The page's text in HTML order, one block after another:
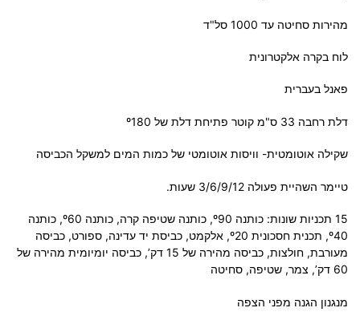
מהירות סחיטה עד 1000 סל"ד
לוח בקרה אלקטרונית
פאנל בעברית
דלת רחבה 33 ס"מ קוטר פתיחת דלת של º180
שקילה אוטומטית- וויסות אוטומטי של כמות המים למשקל הכביסה
טיימר השהיית פעולה 3/6/9/12 שעות.
15 תכניות שונות: כותנה º90, כותנה שטיפה קרה, כותנה º60, כותנה
º40, תכנית חסכונית º20, אלקמט, כביסת יד עדינה, ספורט, כביסה
מעורבת, חולצות, כביסה מהירה של 15 דק’, כביסה יומיומית מהירה של
60 דק’, צמר, שטיפה, סחיטה
מנגנון הגנה מפני הצפה